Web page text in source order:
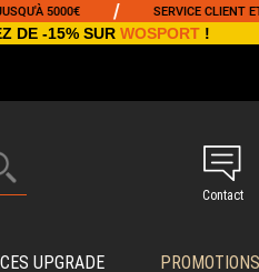
5000€ / SERVICE CLIENT ET
DE -15% SUR WOSPORT!
Contact
UPGRADE PROMOTIONS